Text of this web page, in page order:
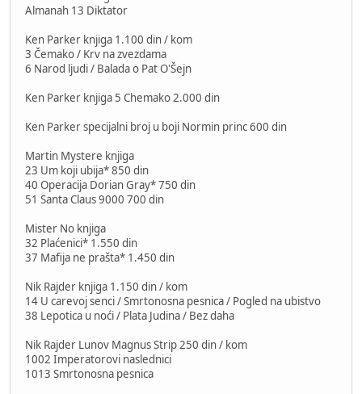
Almanah 13 Diktator
Ken Parker knjiga 1.100 din / kom
3 Čemako / Krv na zvezdama
6 Narod ljudi / Balada o Pat O'Šejn
Ken Parker knjiga 5 Chemako 2.000 din
Ken Parker specijalni broj u boji Normin princ 600 din
Martin Mystere knjiga
23 Um koji ubija* 850 din
40 Operacija Dorian Gray* 750 din
51 Santa Claus 9000 700 din
Mister No knjiga
32 Plaćenici* 1.550 din
37 Mafija ne prašta* 1.450 din
Nik Rajder knjiga 1.150 din / kom
14 U carevoj senci / Smrtonosna pesnica / Pogled na ubistvo
38 Lepotica u noći / Plata Judina / Bez daha
Nik Rajder Lunov Magnus Strip 250 din / kom
1002 Imperatorovi naslednici
1013 Smrtonosna pesnica